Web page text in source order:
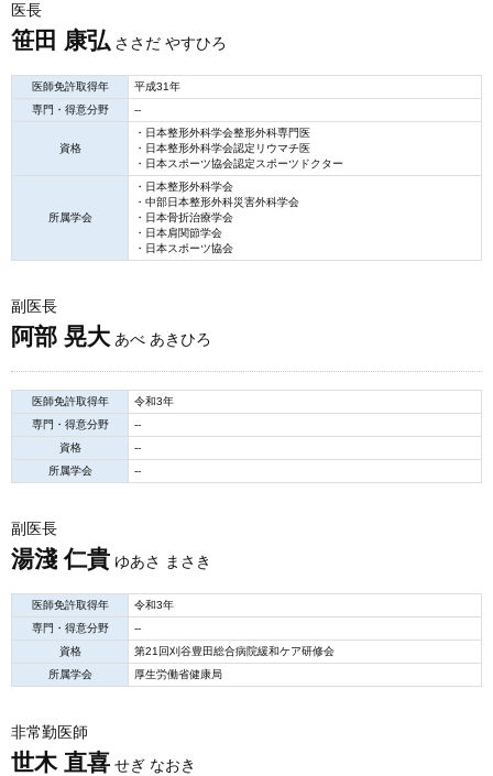
医長
笹田 康弘 ささだ やすひろ
医師免許取得年
平成31年
専門・得意分野
--
資格
・日本整形外科学会整形外科専門医
・日本整形外科学会認定リウマチ医
・日本スポーツ協会認定スポーツドクター
所属学会
・日本整形外科学会
・中部日本整形外科災害外科学会
・日本骨折治療学会
・日本肩関節学会
・日本スポーツ協会
副医長
阿部 晃大 あべ あきひろ
医師免許取得年
令和3年
専門・得意分野
--
資格
--
所属学会
--
副医長
湯淺 仁貴 ゆあさ まさき
医師免許取得年
令和3年
専門・得意分野
--
資格
第21回刈谷豊田総合病院緩和ケア研修会
所属学会
厚生労働省健康局
非常勤医師
世木 直喜 せぎ なおき